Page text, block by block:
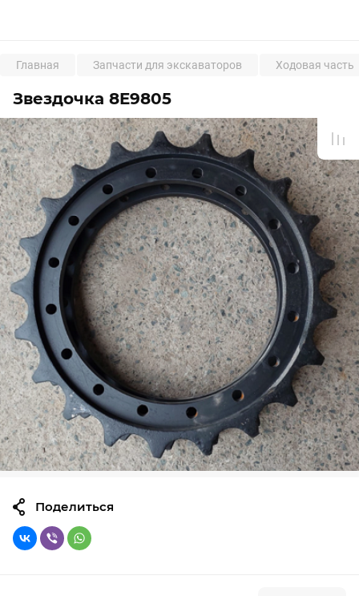
Главная Запчасти для экскаваторов Ходовая часть
Звездочка 8E9805
Поделиться